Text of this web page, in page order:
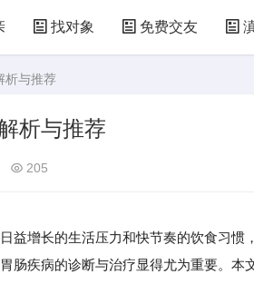
找对象 免费交友
析与推荐
析与推荐
205
益增长的生活压力和快节奏的饮食习惯
肠疾病的诊断与治疗显得尤为重要。本